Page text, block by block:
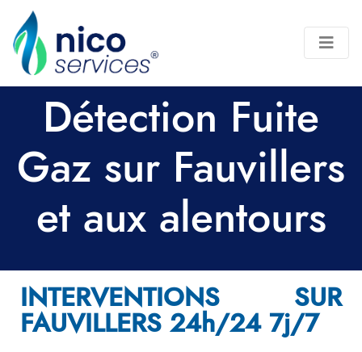
Détection Fuite
Gaz sur Fauvillers
et aux alentours
INTERVENTIONS SUR
FAUVILLERS 24h/24 7j/7